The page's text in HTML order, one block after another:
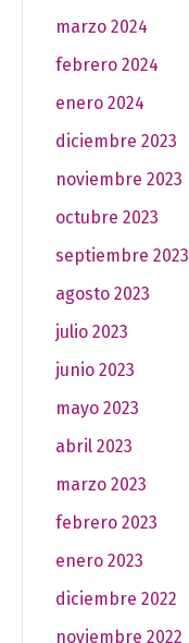
marzo 2024
febrero 2024
enero 2024
diciembre 2023
noviembre 2023
octubre 2023
septiembre 2023
agosto 2023
julio 2023
junio 2023
mayo 2023
abril 2023
marzo 2023
febrero 2023
enero 2023
diciembre 2022
noviembre 2022